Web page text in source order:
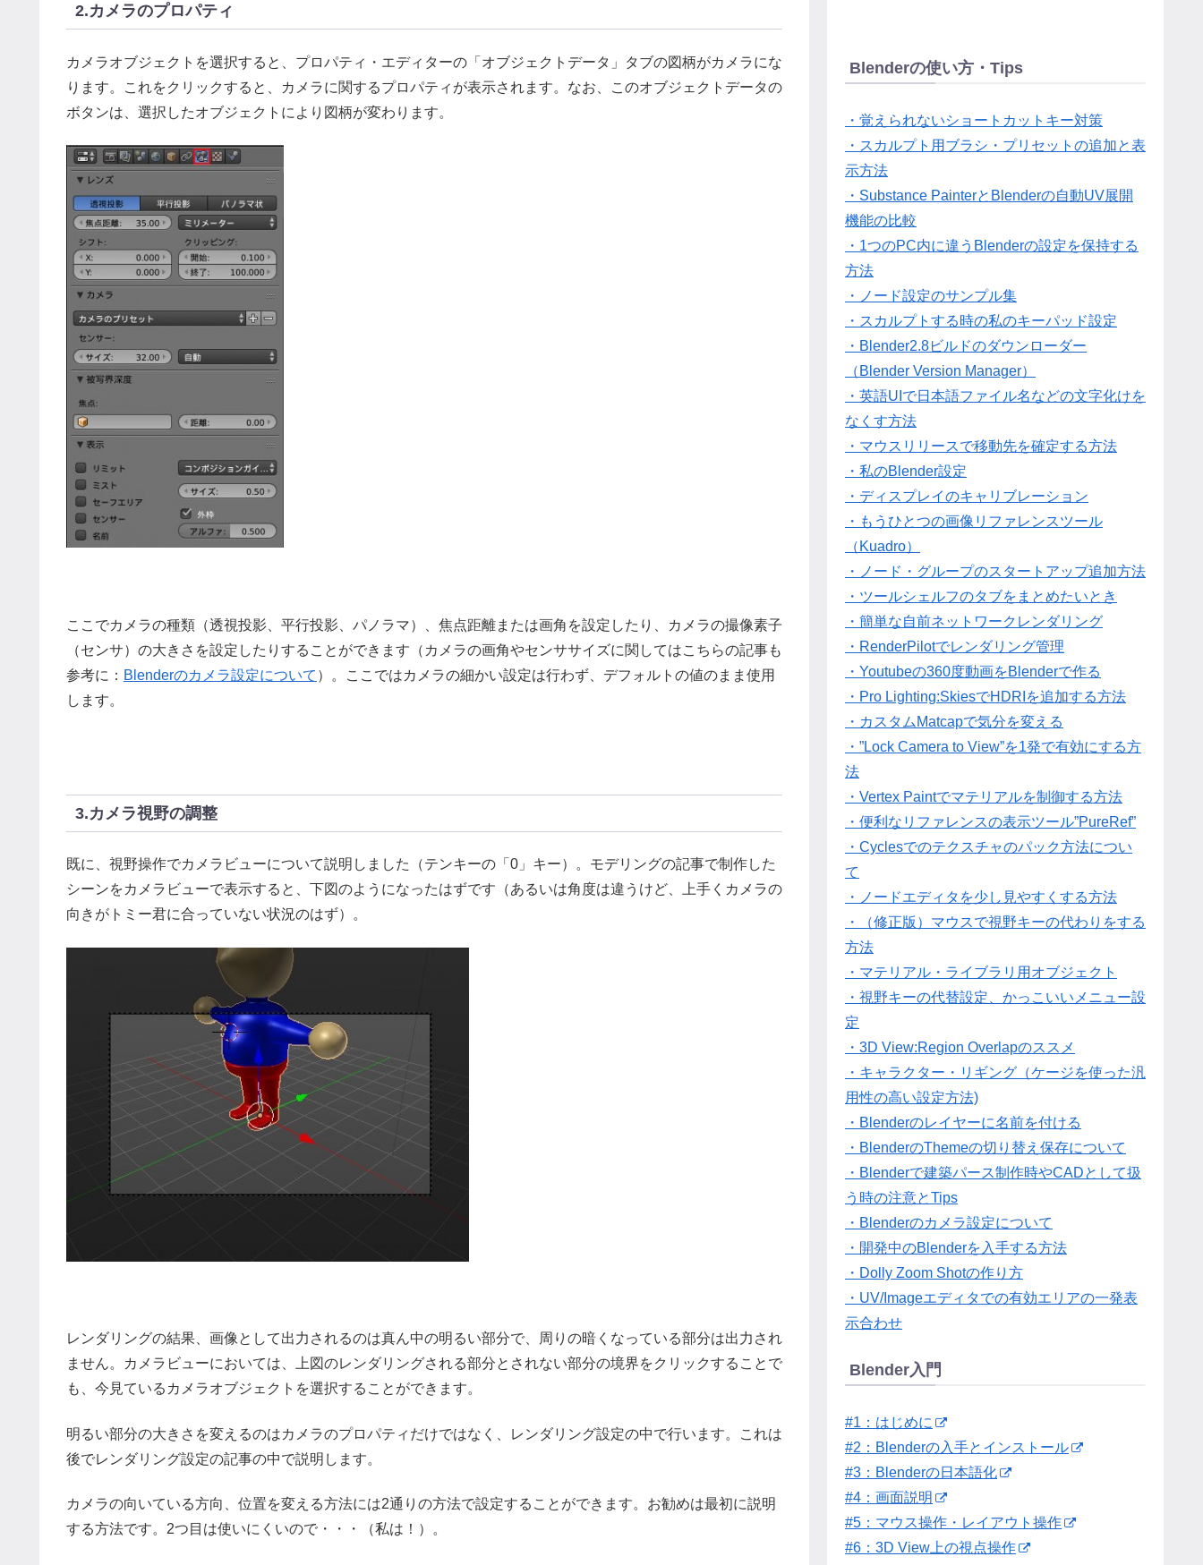
2.カメラのプロパティ
カメラオブジェクトを選択すると、プロパティ・エディターの「オブジェクトデータ」タブの図柄がカメラにな
ります。これをクリックすると、カメラに関するプロパティが表示されます。なお、このオブジェクトデータの
ボタンは、選択したオブジェクトにより図柄が変わります。
ここでカメラの種類（透視投影、平行投影、パノラマ）、焦点距離または画角を設定したり、カメラの撮像素子
（センサ）の大きさを設定したりすることができます（カメラの画角やセンササイズに関してはこちらの記事も
参考に： Blenderのカメラ設定について ）。ここではカメラの細かい設定は行わず、デフォルトの値のまま使用
します。
3.カメラ視野の調整
既に、視野操作でカメラビューについて説明しました（テンキーの「0」キー）。モデリングの記事で制作した
シーンをカメラビューで表示すると、下図のようになったはずです（あるいは角度は違うけど、上手くカメラの
向きがトミー君に合っていない状況のはず）。
レンダリングの結果、画像として出力されるのは真ん中の明るい部分で、周りの暗くなっている部分は出力され
ません。カメラビューにおいては、上図のレンダリングされる部分とされない部分の境界をクリックすることで
も、今見ているカメラオブジェクトを選択することができます。
明るい部分の大きさを変えるのはカメラのプロパティだけではなく、レンダリング設定の中で行います。これは
後でレンダリング設定の記事の中で説明します。
カメラの向いている方向、位置を変える方法には2通りの方法で設定することができます。お勧めは最初に説明
する方法です。2つ目は使いにくいので・・・（私は！）。
Blenderの使い方・Tips
・覚えられないショートカットキー対策
・スカルプト用ブラシ・プリセットの追加と表
示方法
・Substance PainterとBlenderの自動UV展開
機能の比較
・1つのPC内に違うBlenderの設定を保持する
方法
・ノード設定のサンプル集
・スカルプトする時の私のキーパッド設定
・Blender2.8ビルドのダウンローダー
（Blender Version Manager）
・英語UIで日本語ファイル名などの文字化けを
なくす方法
・マウスリリースで移動先を確定する方法
・私のBlender設定
・ディスプレイのキャリブレーション
・もうひとつの画像リファレンスツール
（Kuadro）
・ノード・グループのスタートアップ追加方法
・ツールシェルフのタブをまとめたいとき
・簡単な自前ネットワークレンダリング
・RenderPilotでレンダリング管理
・Youtubeの360度動画をBlenderで作る
・Pro Lighting:SkiesでHDRIを追加する方法
・カスタムMatcapで気分を変える
・”Lock Camera to View”を1発で有効にする方
法
・Vertex Paintでマテリアルを制御する方法
・便利なリファレンスの表示ツール”PureRef”
・Cyclesでのテクスチャのパック方法につい
て
・ノードエディタを少し見やすくする方法
・（修正版）マウスで視野キーの代わりをする
方法
・マテリアル・ライブラリ用オブジェクト
・視野キーの代替設定、かっこいいメニュー設
定
・3D View:Region Overlapのススメ
・キャラクター・リギング（ケージを使った汎
用性の高い設定方法)
・Blenderのレイヤーに名前を付ける
・BlenderのThemeの切り替え保存について
・Blenderで建築パース制作時やCADとして扱
う時の注意とTips
・Blenderのカメラ設定について
・開発中のBlenderを入手する方法
・Dolly Zoom Shotの作り方
・UV/Imageエディタでの有効エリアの一発表
示合わせ
Blender入門
#1：はじめに
#2：Blenderの入手とインストール
#3：Blenderの日本語化
#4：画面説明
#5：マウス操作・レイアウト操作
#6：3D View上の視点操作